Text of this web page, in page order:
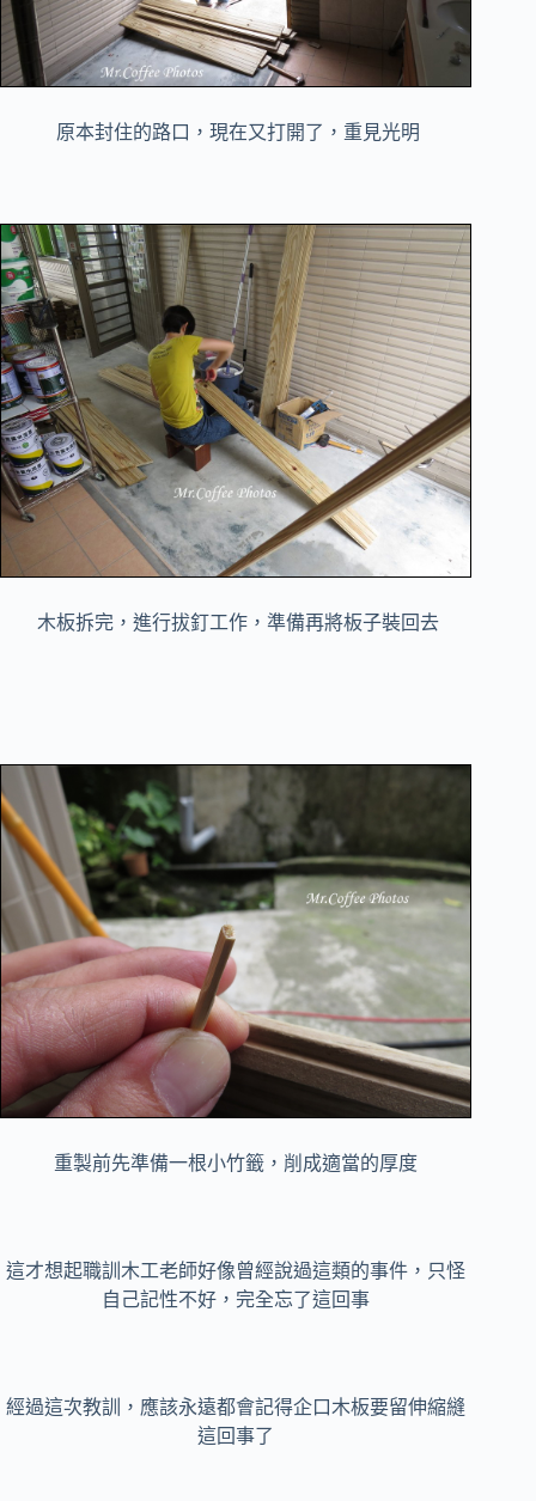
原本封住的路口，現在又打開了，重見光明
木板拆完，進行拔釘工作，準備再將板子裝回去
重製前先準備一根小竹籤，削成適當的厚度
這才想起職訓木工老師好像曾經說過這類的事件，只怪
自己記性不好，完全忘了這回事
經過這次教訓，應該永遠都會記得企口木板要留伸縮縫
這回事了